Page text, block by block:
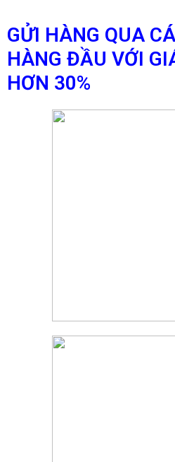
GỬI HÀNG QUA
HÀNG ĐẦU VỚI
HƠN 30%